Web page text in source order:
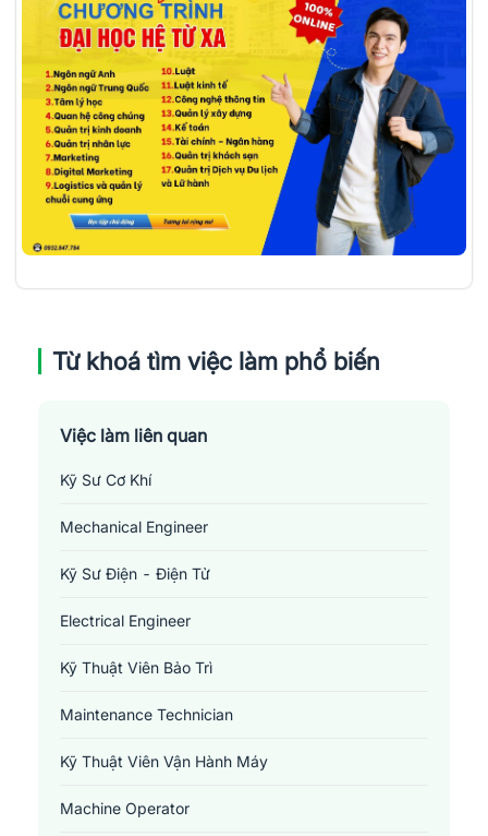
Từ khoá tìm việc làm phổ biến
Việc làm liên quan
Kỹ Sư Cơ Khí
Mechanical Engineer
Kỹ Sư Điện - Điện Tử
Electrical Engineer
Kỹ Thuật Viên Bảo Trì
Maintenance Technician
Kỹ Thuật Viên Vận Hành Máy
Machine Operator